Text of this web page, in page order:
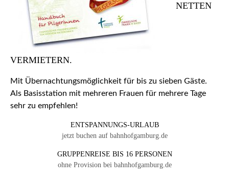
NETTEN
VERMIETERN.
Mit Übernachtungsmöglichkeit für bis zu sieben Gäste.
Als Basisstation mit mehreren Frauen für mehrere Tage
sehr zu empfehlen!
ENTSPANNUNGS-URLAUB
jetzt buchen auf bahnhofgamburg.de
GRUPPENREISE BIS 16 PERSONEN
ohne Provision bei bahnhofgamburg.de